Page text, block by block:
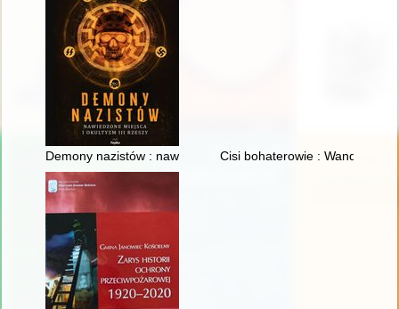
Demony nazistów : nawiedzone miejsca i okultyzm III Rzeszy
Cisi bohaterowie : Wanda i